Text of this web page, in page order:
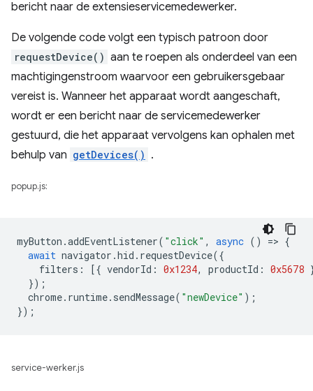
bericht naar de extensieservicemedewerker.
De volgende code volgt een typisch patroon door
requestDevice() aan te roepen als onderdeel van een
machtigingenstroom waarvoor een gebruikersgebaar
vereist is. Wanneer het apparaat wordt aangeschaft,
wordt er een bericht naar de servicemedewerker
gestuurd, die het apparaat vervolgens kan ophalen met
behulp van getDevices() .
popup.js:
myButton .addEventListener( "click" , async () => {
await navigator .hid . requestDevice({
filters : [{ vendorId : 0x1234, productId : 0x5678
});
chrome. runtime. sendMessage( "newDevice" );
});
service-werker.js